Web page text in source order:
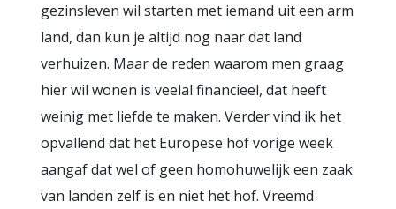
gezinsleven wil starten met iemand uit een arm
land, dan kun je altijd nog naar dat land
verhuizen. Maar de reden waarom men graag
hier wil wonen is veelal financieel, dat heeft
weinig met liefde te maken. Verder vind ik het
opvallend dat het Europese hof vorige week
aangaf dat wel of geen homohuwelijk een zaak
van landen zelf is en niet het hof. Vreemd